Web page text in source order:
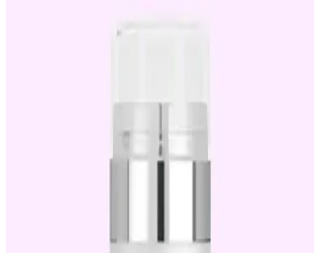
Kore Ürünü Analizi
Retinol, akne ve izlerini azaltmada etkili olsa da dikkatli